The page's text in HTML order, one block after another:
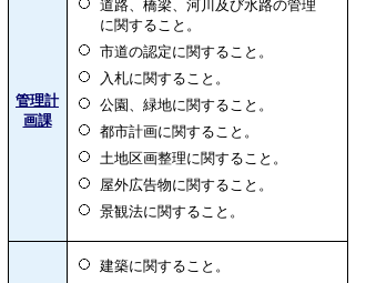
管理計
画課
道路、橋梁、河川及び水路の管理
に関すること。
市道の認定に関すること。
入札に関すること。
公園、緑地に関すること。
都市計画に関すること。
土地区画整理に関すること。
屋外広告物に関すること。
景観法に関すること。
建築に関すること。